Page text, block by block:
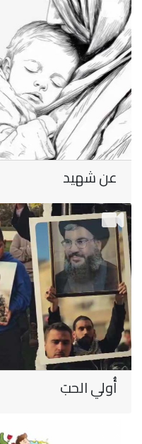
عن شهيد
أُولي الحبَ